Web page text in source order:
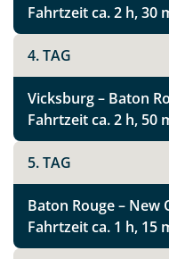
Fahrtzeit ca. 2 h, 30
4. TAG
Vicksburg – Baton
Fahrtzeit ca. 2 h, 50
5. TAG
Baton Rouge – New
Fahrtzeit ca. 1 h, 15